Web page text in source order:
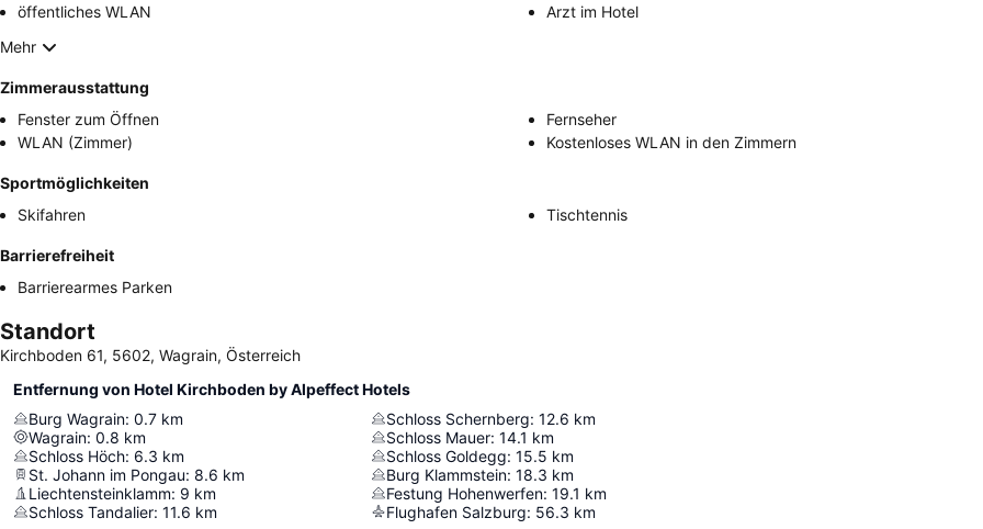
öffentliches WLAN
Arzt im Hotel
Mehr
Zimmerausstattung
Fenster zum Öffnen
Fernseher
WLAN (Zimmer)
Kostenloses WLAN in den Zimmern
Sportmöglichkeiten
Skifahren
Tischtennis
Barrierefreiheit
Barrierearmes Parken
Standort
Kirchboden 61, 5602, Wagrain, Österreich
Entfernung von Hotel Kirchboden by Alpeffect Hotels
Burg Wagrain: 0.7 km
Wagrain: 0.8 km
Schloss Höch: 6.3 km
St. Johann im Pongau: 8.6 km
Liechtensteinklamm: 9 km
Schloss Tandalier: 11.6 km
Schloss Schernberg: 12.6 km
Schloss Mauer: 14.1 km
Schloss Goldegg: 15.5 km
Burg Klammstein: 18.3 km
Festung Hohenwerfen: 19.1 km
Flughafen Salzburg: 56.3 km